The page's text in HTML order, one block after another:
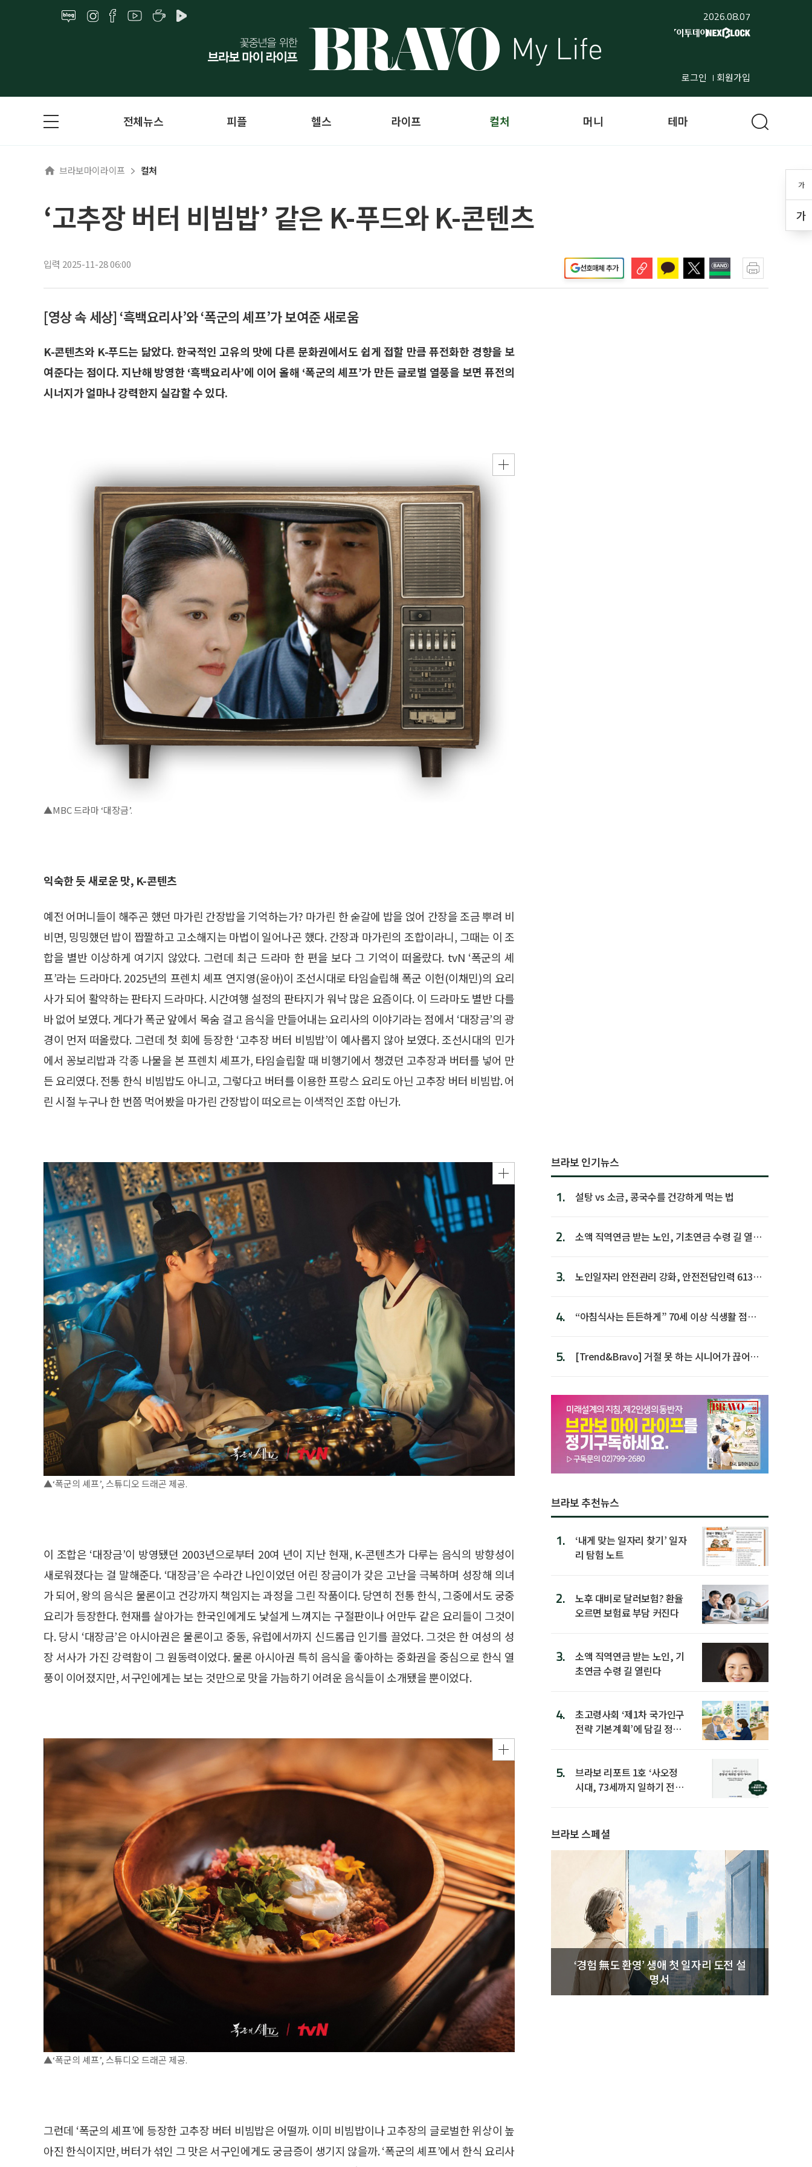
2026.08.07
로그인 회원가입
가
가
전체뉴스 피플 헬스 라이프 컬처 머니 테마
브라보마이라이프 컬처
‘고추장 버터 비빔밥’ 같은 K-푸드와 K-콘텐츠
입력 2025-11-28 06:00 선호매체 추가
[영상 속 세상] ‘흑백요리사’와 ‘폭군의 셰프’가 보여준 새로움
K-콘텐츠와 K-푸드는 닮았다. 한국적인 고유의 맛에 다른 문화권에서도 쉽게 접할 만큼 퓨전화한 경향을 보
여준다는 점이다. 지난해 방영한 ‘흑백요리사’에 이어 올해 ‘폭군의 셰프’가 만든 글로벌 열풍을 보면 퓨전의
시너지가 얼마나 강력한지 실감할 수 있다.
▲MBC 드라마 ‘대장금’.
익숙한 듯 새로운 맛, K-콘텐츠
예전 어머니들이 해주곤 했던 마가린 간장밥을 기억하는가? 마가린 한 숟갈에 밥을 얹어 간장을 조금 뿌려 비
비면, 밍밍했던 밥이 짭짤하고 고소해지는 마법이 일어나곤 했다. 간장과 마가린의 조합이라니, 그때는 이 조
합을 별반 이상하게 여기지 않았다. 그런데 최근 드라마 한 편을 보다 그 기억이 떠올랐다. tvN ‘폭군의 셰
프’라는 드라마다. 2025년의 프렌치 셰프 연지영(윤아)이 조선시대로 타임슬립해 폭군 이헌(이채민)의 요리
사가 되어 활약하는 판타지 드라마다. 시간여행 설정의 판타지가 워낙 많은 요즘이다. 이 드라마도 별반 다를
바 없어 보였다. 게다가 폭군 앞에서 목숨 걸고 음식을 만들어내는 요리사의 이야기라는 점에서 ‘대장금’의 광
경이 먼저 떠올랐다. 그런데 첫 회에 등장한 ‘고추장 버터 비빔밥’이 예사롭지 않아 보였다. 조선시대의 민가
에서 꽁보리밥과 각종 나물을 본 프렌치 셰프가, 타임슬립할 때 비행기에서 챙겼던 고추장과 버터를 넣어 만
든 요리였다. 전통 한식 비빔밥도 아니고, 그렇다고 버터를 이용한 프랑스 요리도 아닌 고추장 버터 비빔밥. 어
린 시절 누구나 한 번쯤 먹어봤을 마가린 간장밥이 떠오르는 이색적인 조합 아닌가.
▲‘폭군의 셰프’, 스튜디오 드래곤 제공.
이 조합은 ‘대장금’이 방영됐던 2003년으로부터 20여 년이 지난 현재, K-콘텐츠가 다루는 음식의 방향성이
새로워졌다는 걸 말해준다. ‘대장금’은 수라간 나인이었던 어린 장금이가 갖은 고난을 극복하며 성장해 의녀
가 되어, 왕의 음식은 물론이고 건강까지 책임지는 과정을 그린 작품이다. 당연히 전통 한식, 그중에서도 궁중
요리가 등장한다. 현재를 살아가는 한국인에게도 낯설게 느껴지는 구절판이나 어만두 같은 요리들이 그것이
다. 당시 ‘대장금’은 아시아권은 물론이고 중동, 유럽에서까지 신드롬급 인기를 끌었다. 그것은 한 여성의 성
장 서사가 가진 강력함이 그 원동력이었다. 물론 아시아권 특히 음식을 좋아하는 중화권을 중심으로 한식 열
풍이 이어졌지만, 서구인에게는 보는 것만으로 맛을 가늠하기 어려운 음식들이 소개됐을 뿐이었다.
▲‘폭군의 셰프’, 스튜디오 드래곤 제공.
그런데 ‘폭군의 셰프’에 등장한 고추장 버터 비빔밥은 어떨까. 이미 비빔밥이나 고추장의 글로벌한 위상이 높
아진 한식이지만, 버터가 섞인 그 맛은 서구인에게도 궁금증이 생기지 않을까. ‘폭군의 셰프’에서 한식 요리사
브라보 인기뉴스
1. 설탕 vs 소금, 콩국수를 건강하게 먹는 법
2.
소액 직역연금 받는 노인, 기초연금 수령 길 열린
3.
노인일자리 안전관리 강화, 안전전담인력 613명
4.
“아침식사는 든든하게” 70세 이상 식생활 점수
5.
[Trend&Bravo] 거절 못 하는 시니어가 끊어야
브라보 추천뉴스
1.
‘내게 맞는 일자리 찾기’ 일자
리 탐험 노트
2.
노후 대비로 달러보험? 환율
오르면 보험료 부담 커진다
3.
소액 직역연금 받는 노인, 기
초연금 수령 길 열린다
4.
초고령사회 ‘제1차 국가인구
전략 기본계획’에 담길 정책
5.
브라보 리포트 1호 ‘사오정
시대, 73세까지 일하기 전략’
브라보 스페셜
‘경험 無도 환영’ 생애 첫 일자리 도전 설
명서